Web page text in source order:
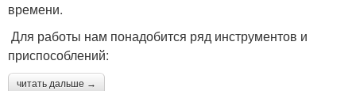
времени.
Для работы нам понадобится ряд инструментов и
приспособлений:
читать дальше →